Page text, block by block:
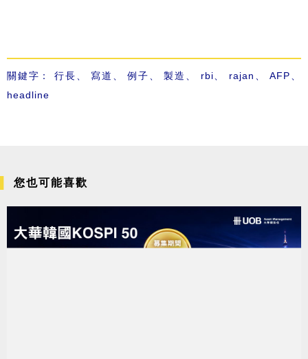
關鍵字： 行長 、寫道 、例子 、製造 rbi rajan 、AFP
headline
您也可能喜歡